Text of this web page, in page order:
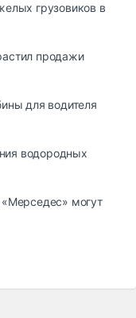
грузовиков в
продажи
для водителя
водородных
могут